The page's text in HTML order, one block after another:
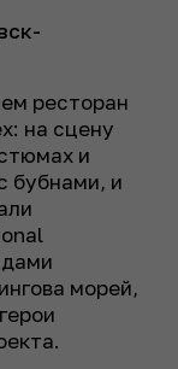
ресторан
на сцену
и
бубнами, и
морей,